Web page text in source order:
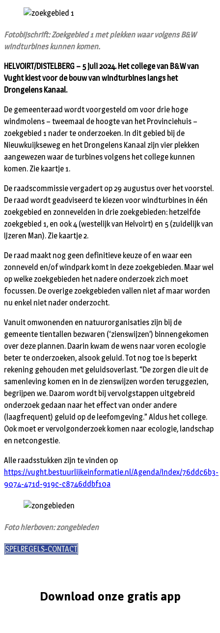
Fotobijschrift: Zoekgebied 1 met plekken waar volgens B&W
windturbines kunnen komen.
HELVOIRT/DISTELBERG – 5 juli 2024. Het college van B&W van
Vught kiest voor de bouw van windturbines langs het
Drongelens Kanaal.
De gemeenteraad wordt voorgesteld om voor drie hoge
windmolens – tweemaal de hoogte van het Provinciehuis –
zoekgebied 1 nader te onderzoeken. In dit gebied bij de
Nieuwkuijkseweg en het Drongelens Kanaal zijn vier plekken
aangewezen waar de turbines volgens het college kunnen
komen. Zie kaartje 1.
De raadscommissie vergadert op 29 augustus over het voorstel.
De raad wordt geadviseerd te kiezen voor windturbines in één
zoekgebied en zonnevelden in drie zoekgebieden: hetzelfde
zoekgebied 1, en ook 4 (westelijk van Helvoirt) en 5 (zuidelijk van
IJzeren Man). Zie kaartje 2.
De raad maakt nog geen definitieve keuze of en waar een
zonneveld en/of windpark komt in deze zoekgebieden. Maar wel
op welke zoekgebieden het nadere onderzoek zich moet
focussen. De overige zoekgebieden vallen niet af maar worden
nu enkel niet nader onderzocht.
Vanuit omwonenden en natuurorganisaties zijn bij de
gemeente tientallen bezwaren (‘zienswijzen’) binnengekomen
over deze plannen. Daarin kwam de wens naar voren ecologie
beter te onderzoeken, alsook geluid. Tot nog toe is beperkt
rekening gehouden met geluidsoverlast. “De zorgen die uit de
samenleving komen en in de zienswijzen worden teruggezien,
begrijpen we. Daarom wordt bij vervolgstappen uitgebreid
onderzoek gedaan naar het effect van onder andere
(laagfrequent) geluid op de leefomgeving.” Aldus het college.
Ook moet er vervolgonderzoek komen naar ecologie, landschap
en netcongestie.
Alle raadsstukken zijn te vinden op
https://vught.bestuurlijkeinformatie.nl/Agenda/Index/76ddc6b3-
9074-471d-919c-c8746ddbf10a
Foto hierboven: zongebieden
SPELREGELS-CONTACT
Download onze gratis app